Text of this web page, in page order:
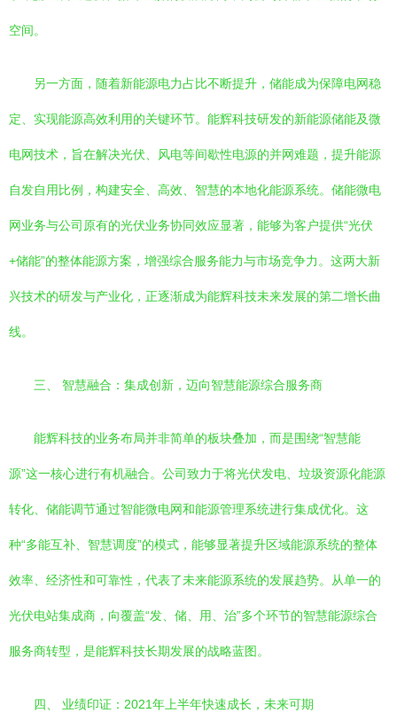
空间。
另一方面，随着新能源电力占比不断提升，储能成为保障电网稳
定、实现能源高效利用的关键环节。能辉科技研发的新能源储能及微
电网技术，旨在解决光伏、风电等间歇性电源的并网难题，提升能源
自发自用比例，构建安全、高效、智慧的本地化能源系统。储能微电
网业务与公司原有的光伏业务协同效应显著，能够为客户提供“光伏
+储能”的整体能源方案，增强综合服务能力与市场竞争力。这两大新
兴技术的研发与产业化，正逐渐成为能辉科技未来发展的第二增长曲
线。
三、 智慧融合：集成创新，迈向智慧能源综合服务商
能辉科技的业务布局并非简单的板块叠加，而是围绕“智慧能
源”这一核心进行有机融合。公司致力于将光伏发电、垃圾资源化能源
转化、储能调节通过智能微电网和能源管理系统进行集成优化。这
种“多能互补、智慧调度”的模式，能够显著提升区域能源系统的整体
效率、经济性和可靠性，代表了未来能源系统的发展趋势。从单一的
光伏电站集成商，向覆盖“发、储、用、治”多个环节的智慧能源综合
服务商转型，是能辉科技长期发展的战略蓝图。
四、 业绩印证：2021年上半年快速成长，未来可期